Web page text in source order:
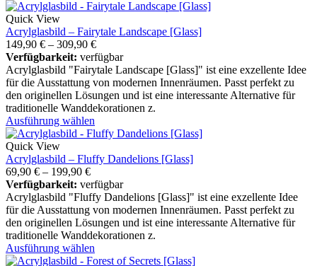
Quick View
Acrylglasbild – Fairytale Landscape [Glass]
149,90 € – 309,90 €
Verfügbarkeit: verfügbar
Acrylglasbild "Fairytale Landscape [Glass]" ist eine exzellente Idee
für die Ausstattung von modernen Innenräumen. Passt perfekt zu
den originellen Lösungen und ist eine interessante Alternative für
traditionelle Wanddekorationen z.
Ausführung wählen
Quick View
Acrylglasbild – Fluffy Dandelions [Glass]
69,90 € – 199,90 €
Verfügbarkeit: verfügbar
Acrylglasbild "Fluffy Dandelions [Glass]" ist eine exzellente Idee
für die Ausstattung von modernen Innenräumen. Passt perfekt zu
den originellen Lösungen und ist eine interessante Alternative für
traditionelle Wanddekorationen z.
Ausführung wählen